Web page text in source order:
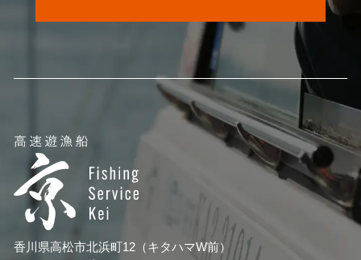
香川県高松市北浜町12（キタハマW前）